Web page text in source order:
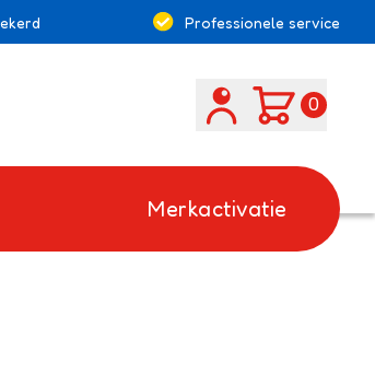
Professionele service
0
Merkactivatie